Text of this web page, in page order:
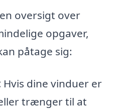
oversigt over
opgaver,
påtage sig:
Hvis dine vinduer er
trænger til at